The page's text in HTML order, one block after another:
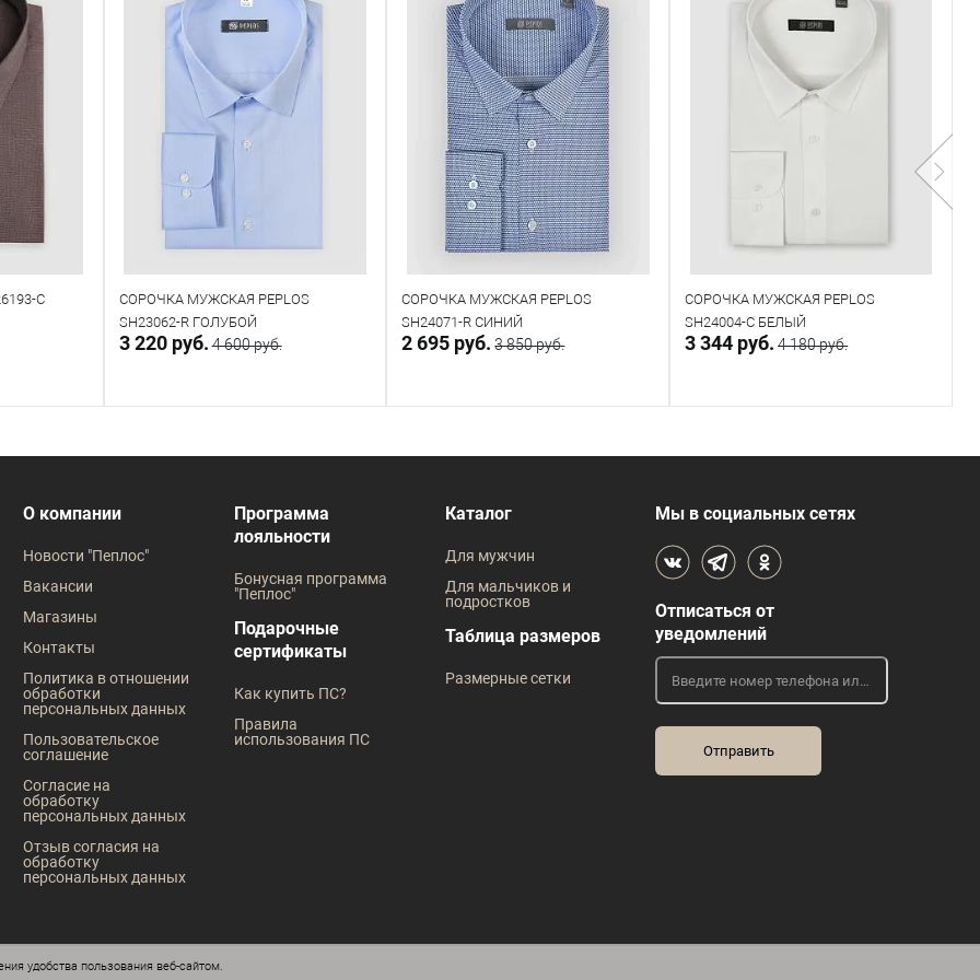
C
46
СОРОЧКА МУЖСКАЯ PEPLOS
SH23062-R ГОЛУБОЙ
3 220 руб. 4 600 руб.
В корзину
Таблица размеров
СОРОЧКА МУЖСКАЯ PEPLOS
SH24071-R СИНИЙ
2 695 руб. 3 850 руб.
В корзину
В наличии
44 45
СОРОЧКА МУЖСКАЯ PEPLOS
SH24004-C БЕЛЫЙ
3 344 руб. 4 180 руб.
В корзину
В наличии
Размер одежды
42 43
Рост
О компании
Новости "Пеплос"
Вакансии
Магазины
Контакты
Политика в отношении
обработки
персональных данных
Пользовательское
соглашение
Согласие на
обработку
персональных данных
Отзыв согласия на
обработку
персональных данных
Программа
лояльности
Бонусная программа
"Пеплос"
Подарочные
сертификаты
Как купить ПС?
Правила
использования ПС
Каталог
Для мужчин
Для мальчиков и
подростков
Таблица размеров
Размерные сетки
Мы в социальных сетях
Отписаться от
уведомлений
удобства пользования веб-сайтом.